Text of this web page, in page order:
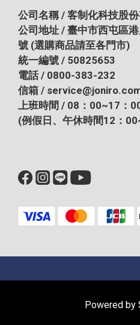
公司名稱 / 客制化科技股份
公司地址 / 臺中市西屯區
號 (選購商品請至各門市)
統一編號 / 50825653
電話 / 0800-383-232
信箱 /
上班時間 / 08：00~17：
(例假日、午休時間12：
Powered by